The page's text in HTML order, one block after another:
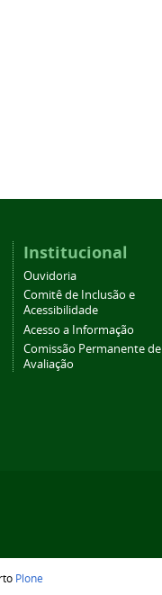
Institucional
Ouvidoria
Comitê de Inclusão e
Acessibilidade
Acesso a Informação
Comissão Permanente de
Avaliação
Plone